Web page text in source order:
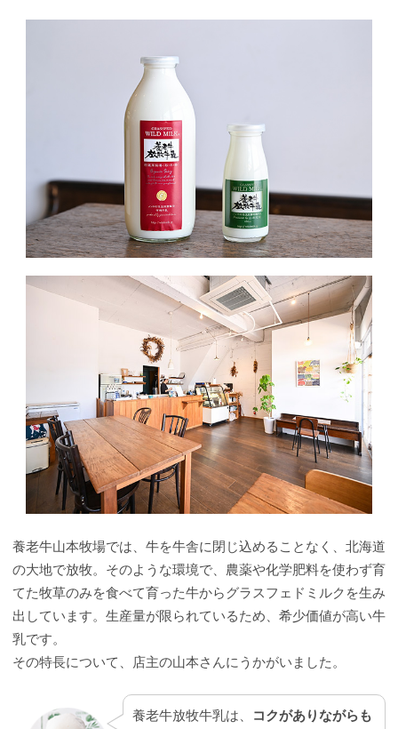
養老牛山本牧場では、牛を牛舎に閉じ込めることなく、北海道
の大地で放牧。そのような環境で、農薬や化学肥料を使わず育
てた牧草のみを食べて育った牛からグラスフェドミルクを生み
出しています。生産量が限られているため、希少価値が高い牛
乳です。
その特長について、店主の山本さんにうかがいました。
養老牛放牧牛乳は、
コクがありながらも